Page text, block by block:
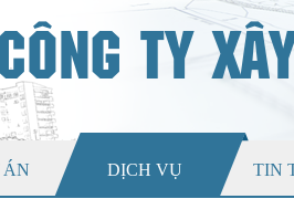
TY
ÁN DỊCH VỤ TIN